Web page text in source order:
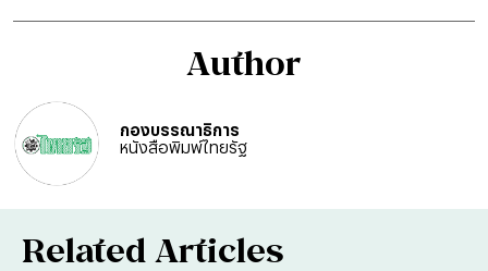
Author
กองบรรณาธิการ
หนังสือพิมพ์ไทยรัฐ
Related Articles